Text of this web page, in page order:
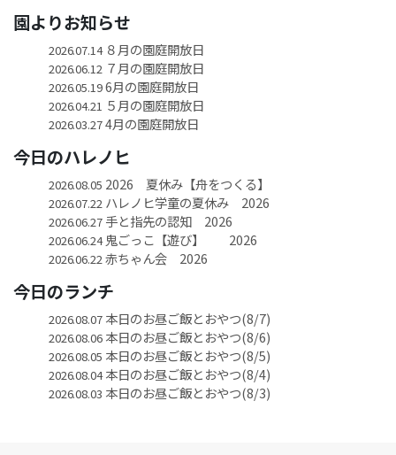
園よりお知らせ
2026.07.14８月の園庭開放日
2026.06.12 ７月の園庭開放日
2026.05.196月の園庭開放日
2026.04.21 ５月の園庭開放日
2026.03.274月の園庭開放日
今日のハレノヒ
2026.08.05 2026 夏休み【舟をつくる】
2026.07.22 ハレノヒ学童の夏休み 2026
2026.06.27手と指先の認知 2026
2026.06.24鬼ごっこ【遊び】 2026
2026.06.22 赤ちゃん会 2026
今日のランチ
2026.08.07本日のお昼ご飯とおやつ(8/7)
2026.08.06本日のお昼ご飯とおやつ(8/6)
2026.08.05 本日のお昼ご飯とおやつ(8/5)
2026.08.04本日のお昼ご飯とおやつ(8/4)
2026.08.03 本日のお昼ご飯とおやつ(8/3)